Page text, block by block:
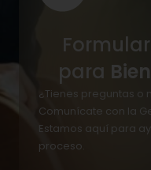
para
¿Tienes preguntas o
Comunícate con la
Estamos aquí para
proceso.